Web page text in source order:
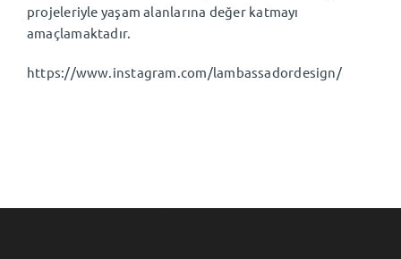
projeleriyle yaşam alanlarına değer katmayı
amaçlamaktadır.
https://www.instagram.com/lambassadordesign/